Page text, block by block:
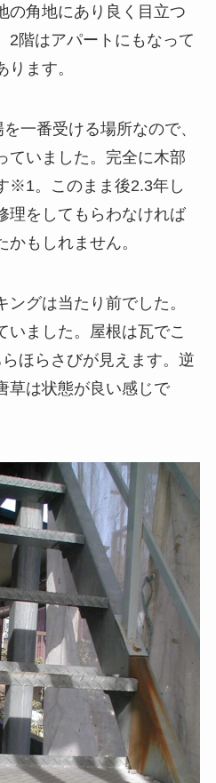
の角地にあり良く目立つ
2階はアパートにもなって
ます。
一番受ける場所なので、
ていました。完全に木部
※1。このまま後2.3年し
理をしてもらわなければ
もしれません。
ングは当たり前でした。
いました。屋根は瓦でこ
ほらさびが見えます。逆
草は状態が良い感じで